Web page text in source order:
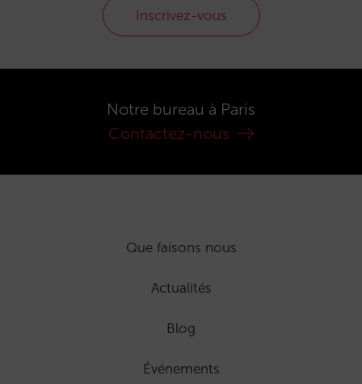
Inscrivez-vous
Notre bureau à Paris
Contactez-nous
Que faisons nous
Actualités
Blog
Événements